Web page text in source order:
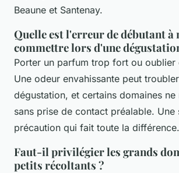
Beaune et Santenay.
Quelle est l'erreur de débutant à
commettre lors d'une
Porter un parfum trop fort ou oublier
Une odeur envahissante peut
dégustation, et certains domaines
sans prise de contact préalable. Une
précaution qui fait toute la différence.
Faut-il privilégier les grands
petits récoltants ?